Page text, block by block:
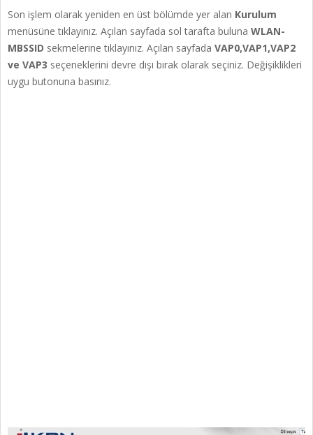
Son işlem olarak yeniden en üst bölümde yer alan Kurulum
menüsüne tıklayınız. Açılan sayfada sol tarafta buluna WLAN-
MBSSID sekmelerine tıklayınız. Açılan sayfada VAP0,VAP1,VAP2
ve VAP3 seçeneklerini devre dışı bırak olarak seçiniz. Değişiklikleri
uygu butonuna basınız.